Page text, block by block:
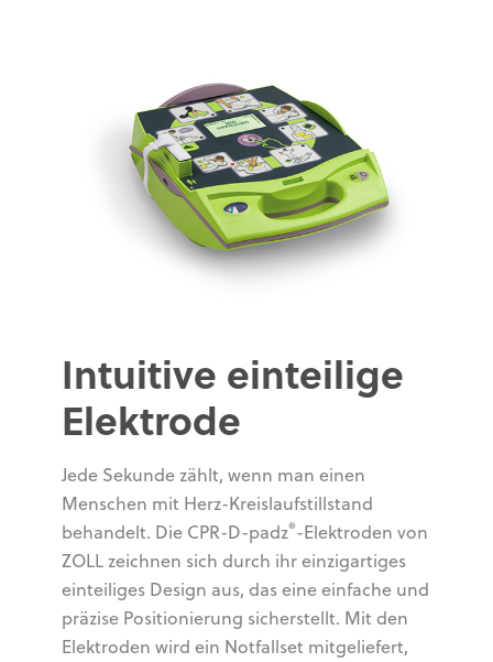
Intuitive einteilige
Elektrode
Jede Sekunde zählt, wenn man einen
Menschen mit Herz-Kreislaufstillstand
behandelt. Die CPR-D-padz®-Elektroden von
ZOLL zeichnen sich durch ihr einzigartiges
einteiliges Design aus, das eine einfache und
präzise Positionierung sicherstellt. Mit den
Elektroden wird ein Notfallset mitgeliefert,